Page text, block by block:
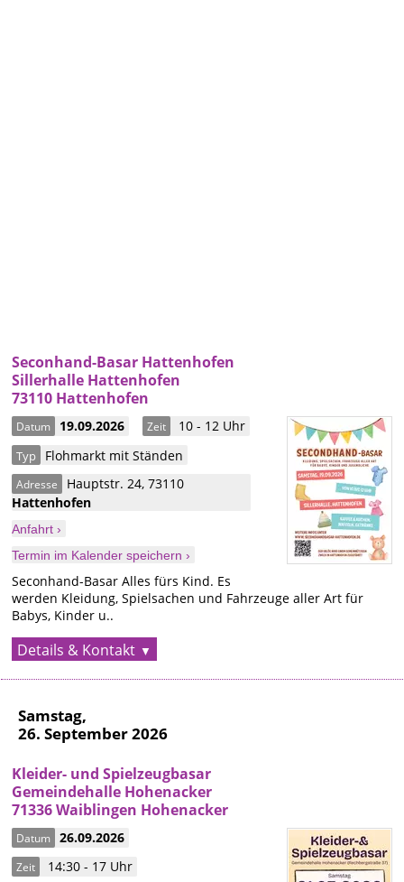
Seconhand-Basar Hattenhofen
Sillerhalle Hattenhofen
73110 Hattenhofen
Datum 19.09.2026 Zeit 10 - 12 Uhr
Typ Flohmarkt mit Ständen
Adresse Hauptstr. 24,73110
Hattenhofen
Anfahrt ›
Termin im Kalender speichern ›
Seconhand-Basar Alles fürs Kind. Es
werden Kleidung, Spielsachen und Fahrzeuge aller Art für
Babys, Kinder u..
Details & Kontakt
Samstag,
26. September 2026
Kleider- und Spielzeugbasar
Gemeindehalle Hohenacker
71336 Waiblingen Hohenacker
Datum 26.09.2026
Zeit 14:30 - 17 Uhr